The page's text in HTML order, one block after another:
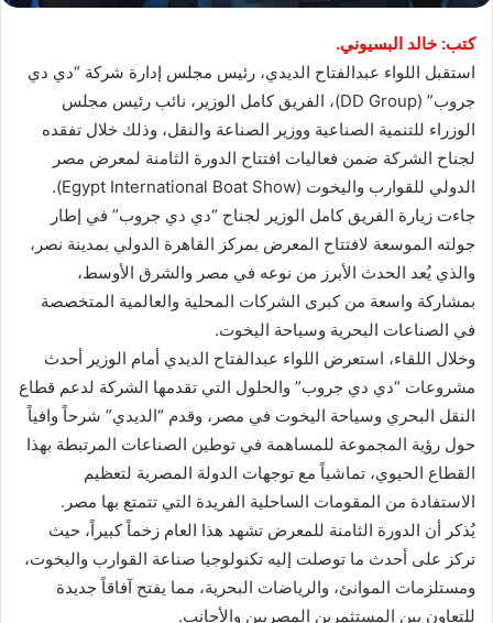
كتب: خالد البسيوني.
استقبل اللواء عبدالفتاح الديدي، رئيس مجلس إدارة شركة “دي دي
جروب” (DD Group)، الفريق كامل الوزير، نائب رئيس مجلس
الوزراء للتنمية الصناعية ووزير الصناعة والنقل، وذلك خلال تفقده
لجناح الشركة ضمن فعاليات افتتاح الدورة الثامنة لمعرض مصر
الدولي للقوارب واليخوت (Egypt International Boat Show).
جاءت زيارة الفريق كامل الوزير لجناح “دي دي جروب” في إطار
جولته الموسعة لافتتاح المعرض بمركز القاهرة الدولي بمدينة نصر،
والذي يُعد الحدث الأبرز من نوعه في مصر والشرق الأوسط،
بمشاركة واسعة من كبرى الشركات المحلية والعالمية المتخصصة
في الصناعات البحرية وسياحة اليخوت.
وخلال اللقاء، استعرض اللواء عبدالفتاح الديدي أمام الوزير أحدث
مشروعات “دي دي جروب” والحلول التي تقدمها الشركة لدعم قطاع
النقل البحري وسياحة اليخوت في مصر، وقدم “الديدي” شرحاً وافياً
حول رؤية المجموعة للمساهمة في توطين الصناعات المرتبطة بهذا
القطاع الحيوي، تماشياً مع توجهات الدولة المصرية لتعظيم
الاستفادة من المقومات الساحلية الفريدة التي تتمتع بها مصر.
يُذكر أن الدورة الثامنة للمعرض تشهد هذا العام زخماً كبيراً، حيث
تركز على أحدث ما توصلت إليه تكنولوجيا صناعة القوارب واليخوت،
ومستلزمات الموانئ، والرياضات البحرية، مما يفتح آفاقاً جديدة
للتعاون بين المستثمرين المصريين والأجانب.